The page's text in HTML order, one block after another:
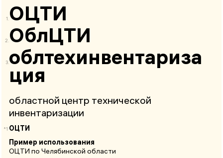
ОЦТИ
ОблЦТИ
облтехинвентариза
ция
областной центр технической
инвентаризации
*1 ОЦТИ
Пример использования
ОЦТИ по Челябинской области